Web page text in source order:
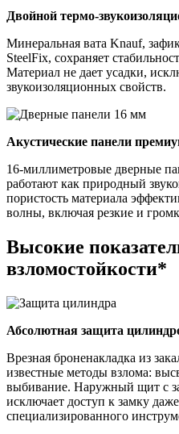
Двойной термо-
Минеральная вата Knauf,
SteelFix, сохраняет
Материал не дает усадки,
звукоизоляционных свойств.
Акустические панели
16-миллиметровые дверные
работают как природный
пористость материала
волны, включая резкие и
Высокие
взломостойкости*
Абсолютная защита
Врезная броненакладка из
известные методы взлома:
выбивание. Наружный щит с
исключает доступ к замку
специализированного